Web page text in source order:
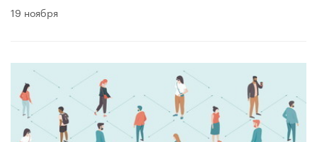
19 ноября